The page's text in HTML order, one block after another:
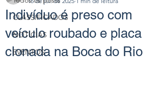
CLASSIFICADOS
NOTÍCIAS
EVENTOS
Indivíduo é preso com
veículo roubado e placa
clonada na Boca do Rio